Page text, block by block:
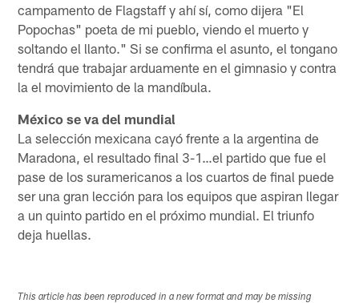
campamento de Flagstaff y ahí sí, como dijera "El
Popochas" poeta de mi pueblo, viendo el muerto y
soltando el llanto." Si se confirma el asunto, el tongano
tendrá que trabajar arduamente en el gimnasio y contra
la el movimiento de la mandíbula.
México se va del mundial
La selección mexicana cayó frente a la argentina de
Maradona, el resultado final 3-1…el partido que fue el
pase de los suramericanos a los cuartos de final puede
ser una gran lección para los equipos que aspiran llegar
a un quinto partido en el próximo mundial. El triunfo
deja huellas.
This article has been reproduced in a new format and may be missing